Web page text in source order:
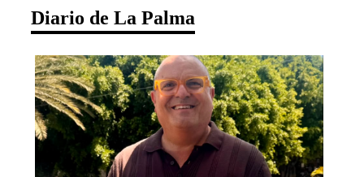
Diario de La Palma